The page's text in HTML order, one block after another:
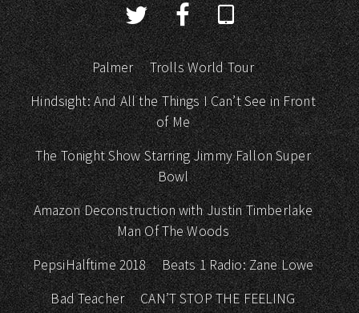
Palmer
Trolls World Tour
Hindsight: And All the Things I Can’t See in Front
of Me
The Tonight Show Starring Jimmy Fallon Super
Bowl
Amazon Deconstruction with Justin Timberlake
Man Of The Woods
PepsiHalftime 2018
Beats 1 Radio: Zane Lowe
Bad Teacher
CAN’T STOP THE FEELING